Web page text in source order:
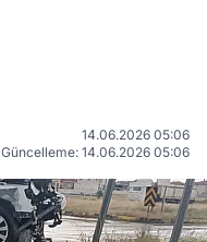
14.06.2026 05:06
Güncelleme: 14.06.2026 05:06